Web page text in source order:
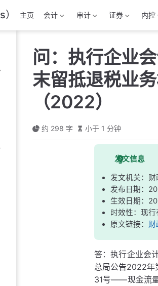
主页 会计 审计 证券 内控
问：执行企业
末留抵退税业
（2022）
约 298 字 小于 1 分钟
发文信息
发文机关：财
发布日期：
生效日期：
时效性：现行
原文链接： 财
答：执行企业会
总局公告2022年
31号——现金流